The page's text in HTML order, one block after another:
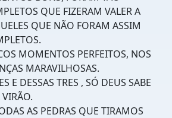
QUE FIZERAM VALER A
QUE NÃO FORAM ASSIM
MOMENTOS PERFEITOS, NOS
MARAVILHOSAS.
E DESSAS TRES , SÓ DEUS SABE
AS PEDRAS QUE TIRAMOS